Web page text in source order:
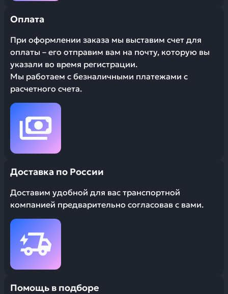
Оплата
При оформлении заказа мы выставим счет для
оплаты – его отправим вам на почту, которую вы
указали во время регистрации.
Мы работаем с безналичными платежами с
расчетного счета.
Доставка по России
Доставим удобной для вас транспортной
компанией предварительно согласовав с вами.
Помощь в подборе